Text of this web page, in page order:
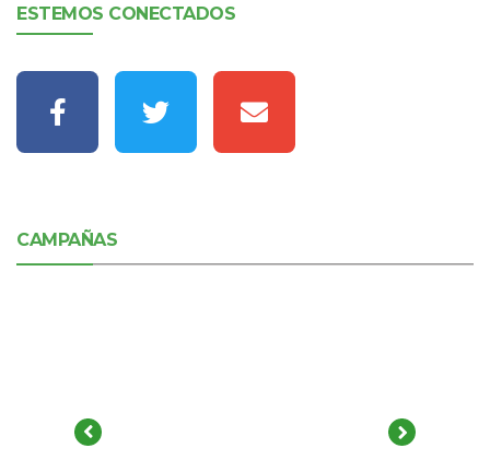
ESTEMOS CONECTADOS
CAMPAÑAS